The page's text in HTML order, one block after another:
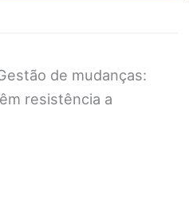
de mudanças:
resistência a